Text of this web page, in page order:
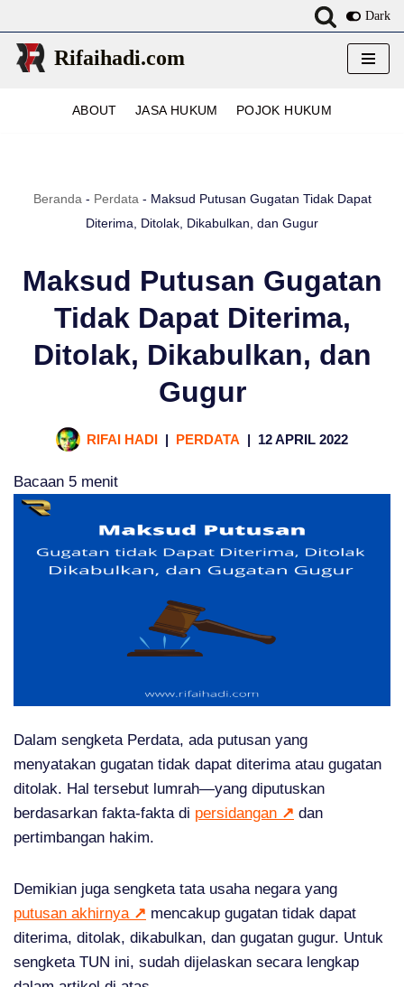
Lompat
ke
Dark
Rifaihadi.com
ABOUT JASA HUKUM POJOK HUKUM
Beranda - Perdata - Maksud Putusan Gugatan Tidak Dapat
Diterima, Ditolak, Dikabulkan, dan Gugur
Maksud Putusan Gugatan
Tidak Dapat Diterima,
Ditolak, Dikabulkan, dan
Gugur
RIFAI HADI PERDATA 12 APRIL 2022
Bacaan 5 menit
Dalam sengketa Perdata, ada putusan yang
menyatakan gugatan tidak dapat diterima atau gugatan
ditolak. Hal tersebut lumrah—yang diputuskan
berdasarkan fakta-fakta di persidangan ↗ dan
pertimbangan hakim.
Demikian juga sengketa tata usaha negara yang
putusan akhirnya ↗ mencakup gugatan tidak dapat
diterima, ditolak, dikabulkan, dan gugatan gugur. Untuk
sengketa TUN ini, sudah dijelaskan secara lengkap